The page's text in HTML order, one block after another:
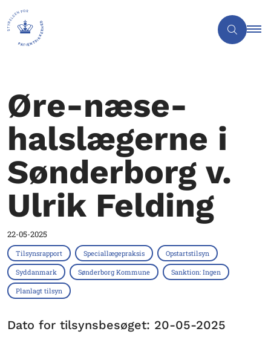
Øre-næse-
halslægerne i
Sønderborg v.
Ulrik Felding
22-05-2025
Tilsynsrapport Speciallægepraksis Opstartstilsyn
Syddanmark Sønderborg Kommune Sanktion: Ingen
Planlagt tilsyn
Dato for tilsynsbesøget: 20-05-2025